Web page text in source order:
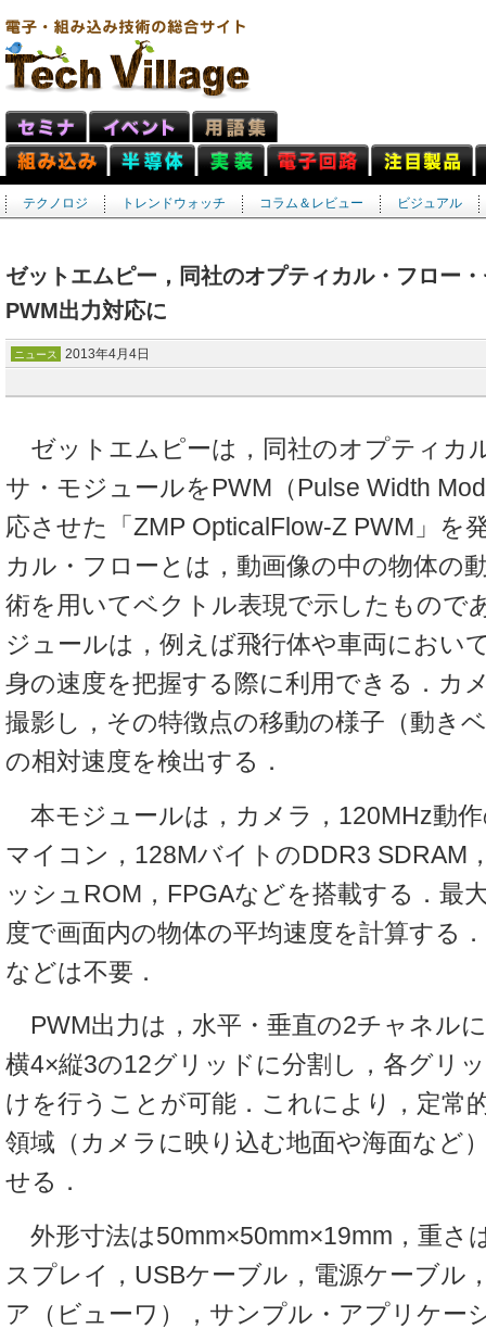
テクノロジ トレンドウォッチ コラム＆レビュー ビジュアル
ゼットエムピー，同社のオプティカル・フロー
PWM出力対応に
ニュース 2013年4月4日
ゼットエムピーは，同社のオプティカ
サ・モジュールをPWM（Pulse Width
応させた「ZMP OpticalFlow-Z PWM」を
カル・フローとは，動画像の中の物体の
術を用いてベクトル表現で示したもので
ジュールは，例えば飛行体や車両におい
身の速度を把握する際に利用できる．カ
撮影し，その特徴点の移動の様子（動き
の相対速度を検出する．
本モジュールは，カメラ，120MHz動
マイコン，128MバイトのDDR3 SDRAM
ッシュROM，FPGAなどを搭載する．最
度で画面内の物体の平均速度を計算する
などは不要．
PWM出力は，水平・垂直の2チャネル
横4×縦3の12グリッドに分割し，各グリ
けを行うことが可能．これにより，定常
領域（カメラに映り込む地面や海面など
せる．
外形寸法は50mm×50mm×19mm，重さ
スプレイ，USBケーブル，電源ケーブル
ア（ビューワ），サンプル・アプリケー